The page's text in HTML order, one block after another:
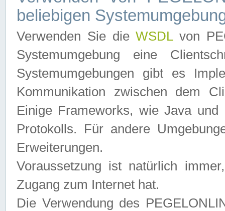
beliebigen
Verwenden Sie dieWSDLvon
Systemumgebung eine
Systemumgebungen gibt es
Kommunikation zwischen dem
Einige Frameworks, wie Java
Protokolls. Für andere
Erweiterungen.
Voraussetzung ist natürlich
Zugang zum Internet hat.
Die Verwendung des